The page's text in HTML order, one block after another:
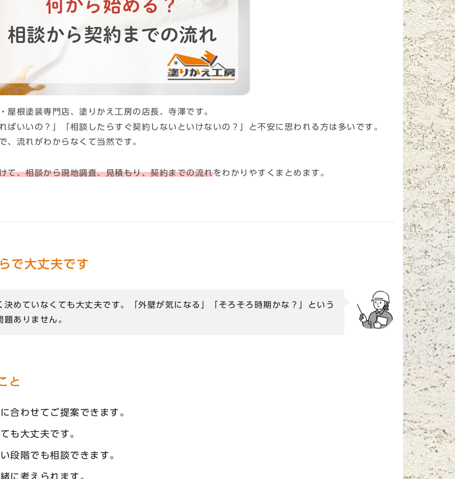
屋根塗装専門店、塗りかえ工房の店長、寺澤です。
ばいいの？」「相談したらすぐ契約しないといけないの？」と不安に思われる方は多いです。
、流れがわからなくて当然です。
て、相談から現地調査、見積もり、契約までの流れをわかりやすくまとめます。
で大丈夫です
めていなくても大丈夫です。「外壁が気になる」「そろそろ時期かな？」という
ありません。
と
合わせてご提案できます。
も大丈夫です。
段階でも相談できます。
に考えられます。